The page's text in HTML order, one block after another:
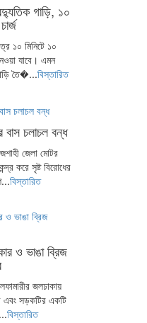
গাড়ি, ১০
১০ মিনিটে ১০
যাবে। এমন
তৈ�...বিস্তারিত
বাস চলাচল বন্ধ
জেলা মোটর
করে সৃষ্ট বিরোধের
বিস্তারিত
ও ভাঙা ব্রিজ
জলঢাকায়
এবং সড়কটির একটি
বিস্তারিত